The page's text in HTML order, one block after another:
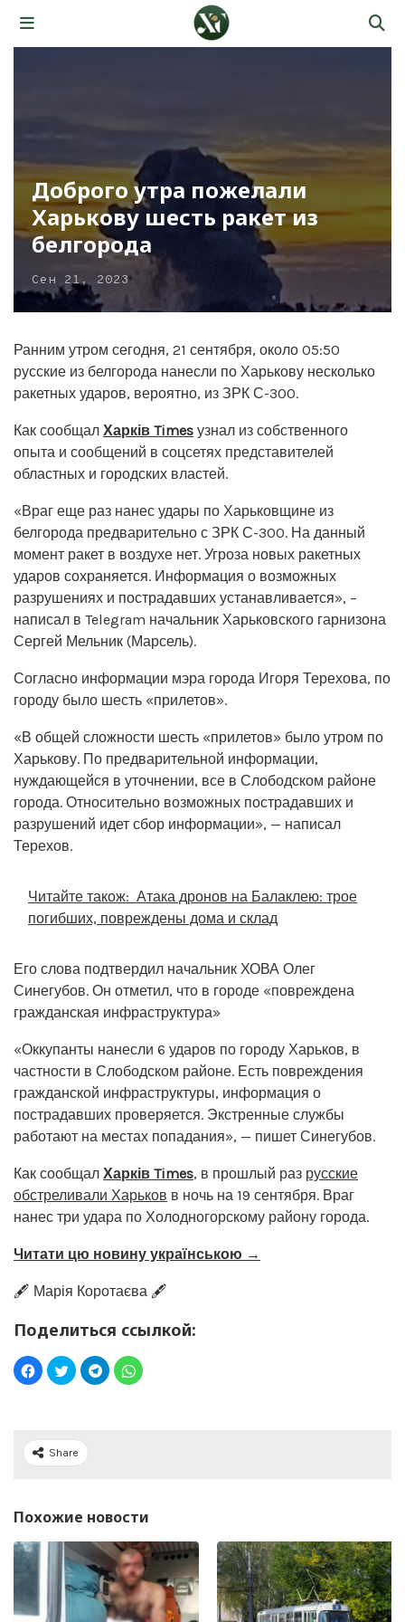
Доброго утра пожелали
Харькову шесть ракет из
белгорода
Сен 21, 2023
Ранним утром сегодня, 21 сентября, около 05:50
русские из белгорода нанесли по Харькову несколько
ракетных ударов, вероятно, из ЗРК С-300.
Как сообщал Харків Times узнал из собственного
опыта и сообщений в соцсетях представителей
областных и городских властей.
«Враг еще раз нанес удары по Харьковщине из
белгорода предварительно с ЗРК С-300. На данный
момент ракет в воздухе нет. Угроза новых ракетных
ударов сохраняется. Информация о возможных
разрушениях и пострадавших устанавливается», –
написал в Telegram начальник Харьковского гарнизона
Сергей Мельник (Марсель).
Согласно информации мэра города Игоря Терехова, по
городу было шесть «прилетов».
«В общей сложности шесть «прилетов» было утром по
Харькову. По предварительной информации,
нуждающейся в уточнении, все в Слободском районе
города. Относительно возможных пострадавших и
разрушений идет сбор информации», — написал
Терехов.
Читайте також: Атака дронов на Балаклею: трое
погибших, повреждены дома и склад
Его слова подтвердил начальник ХОВА Олег
Синегубов. Он отметил, что в городе «повреждена
гражданская инфраструктура»
«Оккупанты нанесли 6 ударов по городу Харьков, в
частности в Слободском районе. Есть повреждения
гражданской инфраструктуры, информация о
пострадавших проверяется. Экстренные службы
работают на местах попадания», — пишет Синегубов.
Как сообщал Харків Times, в прошлый раз русские
обстреливали Харьков в ночь на 19 сентября. Враг
нанес три удара по Холодногорскому району города.
Читати цю новину українською →
🖋️ Марія Коротаєва 🖋️
Поделиться ссылкой:
Share
Похожие новости